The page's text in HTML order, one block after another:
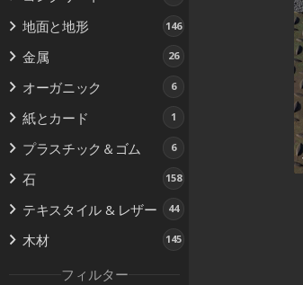
地面と地形 146
金属 26
オーガニック 6
紙とカード 1
プラスチック＆ゴム 6
石 158
テキスタイル & レザー 44
木材 145
フィルター